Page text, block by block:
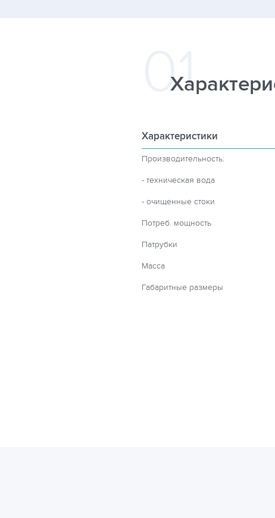
Характеристики
Производительность:
- техническая вода
- очищенные стоки
Потреб. мощность
Патрубки
Масса
Габаритные размеры